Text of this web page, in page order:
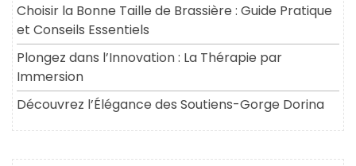
Choisir la Bonne Taille de Brassière : Guide Pratique
et Conseils Essentiels
Plongez dans l’Innovation : La Thérapie par
Immersion
Découvrez l’Élégance des Soutiens-Gorge Dorina